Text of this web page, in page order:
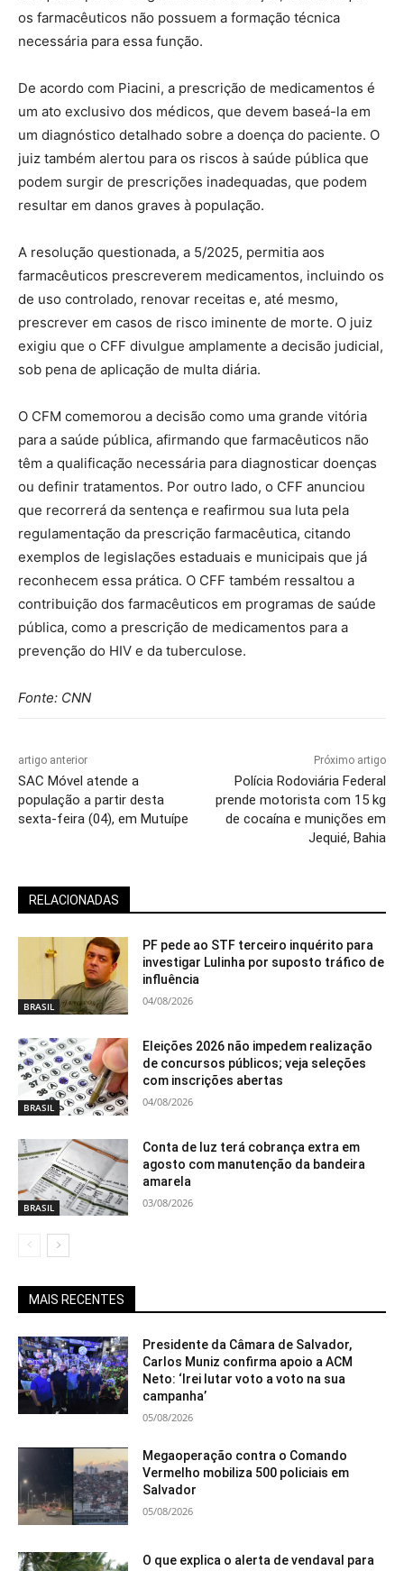
os farmacêuticos não possuem a formação técnica
necessária para essa função.
De acordo com Piacini, a prescrição de medicamentos é
um ato exclusivo dos médicos, que devem baseá-la em
um diagnóstico detalhado sobre a doença do paciente. O
juiz também alertou para os riscos à saúde pública que
podem surgir de prescrições inadequadas, que podem
resultar em danos graves à população.
A resolução questionada, a 5/2025, permitia aos
farmacêuticos prescreverem medicamentos, incluindo os
de uso controlado, renovar receitas e, até mesmo,
prescrever em casos de risco iminente de morte. O juiz
exigiu que o CFF divulgue amplamente a decisão judicial,
sob pena de aplicação de multa diária.
O CFM comemorou a decisão como uma grande vitória
para a saúde pública, afirmando que farmacêuticos não
têm a qualificação necessária para diagnosticar doenças
ou definir tratamentos. Por outro lado, o CFF anunciou
que recorrerá da sentença e reafirmou sua luta pela
regulamentação da prescrição farmacêutica, citando
exemplos de legislações estaduais e municipais que já
reconhecem essa prática. O CFF também ressaltou a
contribuição dos farmacêuticos em programas de saúde
pública, como a prescrição de medicamentos para a
prevenção do HIV e da tuberculose.
Fonte: CNN
artigo anterior
SAC Móvel atende a
população a partir desta
sexta-feira (04), em Mutuípe
Próximo artigo
Polícia Rodoviária Federal
prende motorista com 15 kg
de cocaína e munições em
Jequié, Bahia
RELACIONADAS
BRASIL
PF pede ao STF terceiro inquérito para
investigar Lulinha por suposto tráfico de
influência
04/08/2026
BRASIL
Eleições 2026 não impedem realização
de concursos públicos; veja seleções
com inscrições abertas
04/08/2026
BRASIL
Conta de luz terá cobrança extra em
agosto com manutenção da bandeira
amarela
03/08/2026
MAIS RECENTES
Presidente da Câmara de Salvador,
Carlos Muniz confirma apoio a ACM
Neto: ‘Irei lutar voto a voto na sua
campanha’
05/08/2026
Megaoperação contra o Comando
Vermelho mobiliza 500 policiais em
Salvador
05/08/2026
O que explica o alerta de vendaval para